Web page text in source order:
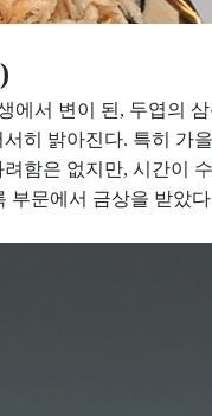
에서 변이 된, 두엽의
히 밝아진다. 특히 가
함은 없지만, 시간이
문에서 금상을 받았